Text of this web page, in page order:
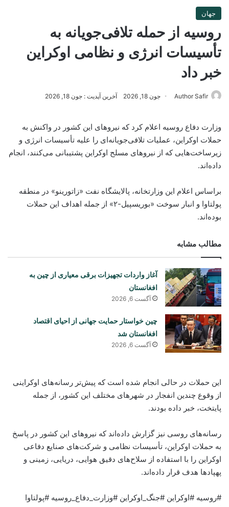
جهان
روسیه از حمله تلافی‌جویانه به
تأسیسات انرژی و نظامی اوکراین
خبر داد
Author Safir جون 18, 2026 آخرین آپدیت : جون 18, 2026
وزارت دفاع روسیه اعلام کرد که نیروهای این کشور در واکنش به
حملات اوکراین، عملیات تلافی‌جویانه‌ای را علیه تأسیسات انرژی و
زیرساخت‌هایی که از نیروهای مسلح اوکراین پشتیبانی می‌کنند، انجام
داده‌اند.
براساس اعلام این وزارتخانه، پالایشگاه نفت «زاتورینو» در منطقه
پولتاوا و انبار سوخت «بوریسپیل-۲» از جمله اهداف این حملات
بوده‌اند.
مطالب مشابه
آغاز واردات تجهیزات برقی معیاری از چین به
افغانستان
آگست 6, 2026
چین خواستار حمایت جهانی از احیای اقتصاد
افغانستان شد
آگست 6, 2026
این حملات در حالی انجام شده است که پیش‌تر رسانه‌های اوکراینی
از وقوع چندین انفجار در شهرهای مختلف این کشور، از جمله
پایتخت، خبر داده بودند.
رسانه‌های روسی نیز گزارش داده‌اند که نیروهای این کشور در پاسخ
به حملات اوکراین، تأسیسات نظامی و شرکت‌های صنایع دفاعی
اوکراین را با استفاده از سلاح‌های دقیق هوایی، دریایی، زمینی و
پهپادها هدف قرار داده‌اند.
#روسیه #اوکراین #جنگ_اوکراین #وزارت_دفاع_روسیه #پولتاوا